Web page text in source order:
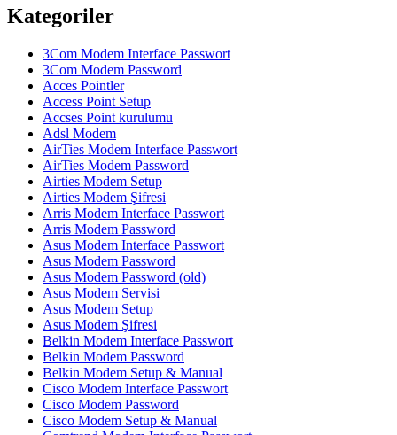
Kategoriler
3Com Modem Interface Passwort
3Com Modem Password
Acces Pointler
Access Point Setup
Accses Point kurulumu
Adsl Modem
AirTies Modem Interface Passwort
AirTies Modem Password
Airties Modem Setup
Airties Modem Şifresi
Arris Modem Interface Passwort
Arris Modem Password
Asus Modem Interface Passwort
Asus Modem Password
Asus Modem Password (old)
Asus Modem Servisi
Asus Modem Setup
Asus Modem Şifresi
Belkin Modem Interface Passwort
Belkin Modem Password
Belkin Modem Setup & Manual
Cisco Modem Interface Passwort
Cisco Modem Password
Cisco Modem Setup & Manual